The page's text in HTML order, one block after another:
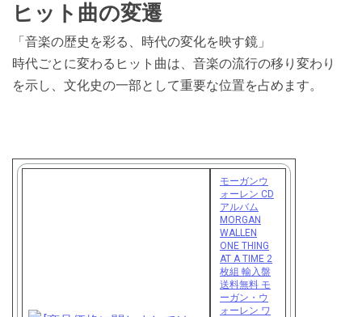
ヒット曲の変遷
「音楽の歴史を彩る、時代の変化を映す鏡」
時代ごとに変わるヒット曲は、音楽の流行の移り変わり
を示し、文化史の一部として重要な位置を占めます。
モーガンウ
ォーレン CD
アルバム
MORGAN
WALLEN
ONE THING
AT A TIME 2
枚組 輸入盤
送料無料 モ
ーガン・ウ
ォーレン ワ